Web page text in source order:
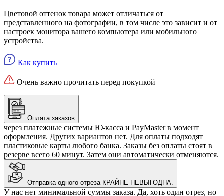
Цветовой оттенок товара может отличаться от
представленного на фотографии, в том числе это зависит и от
настроек монитора вашего компьютера или мобильного
устройства.
Как купить
Очень важно прочитать перед покупкой
Оплата заказов
через платежные системы Ю-касса и PayMaster в момент
оформления. Других вариантов нет. Для оплаты подходят
пластиковые карты любого банка. Заказы без оплаты стоят в
резерве всего 60 минут. Затем они автоматически отменяются.
Отправка одного отреза КРАЙНЕ НЕВЫГОДНА.
У нас нет минимальной суммы заказа. Да, хоть один отрез, но